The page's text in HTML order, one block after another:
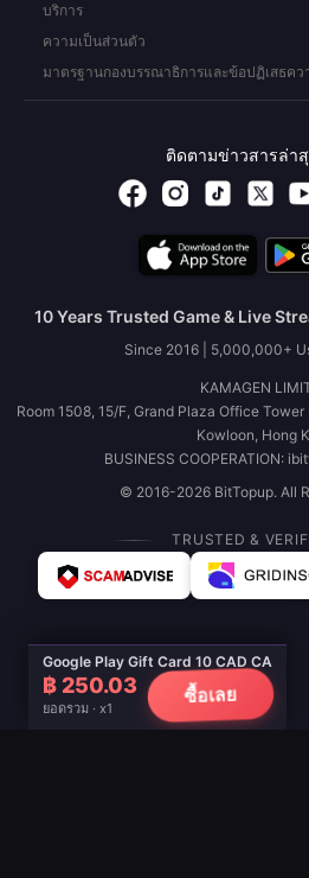
Google Play Gift Card 10 CAD CA
฿ 250.03
ยอดรวม · x1
ซื้อเลย
บริการ
ความเป็นส่วนตัว
มาตรฐานกองบรรณาธิการและข้อปฏิเสธค
ติดตามข่าวสารล่าสุ
10 Years Trusted Game & Live
Since 2016 | 5,000,000+
KAMAGEN
Room 1508, 15/F, Grand Plaza Office
Kowloon, Hong
BUSINESS COOPERATION:
© 2016-2026 BitTopup. All
TRUSTED &